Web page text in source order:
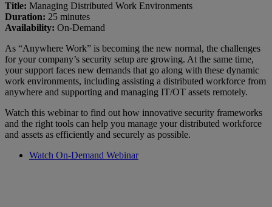
Title: Managing Distributed Work Environments
Duration: 25 minutes
Availability: On-Demand
As “Anywhere Work” is becoming the new normal, the challenges
for your company’s security setup are growing. At the same time,
your support faces new demands that go along with these dynamic
work environments, including assisting a distributed workforce from
anywhere and supporting and managing IT/OT assets remotely.
Watch this webinar to find out how innovative security frameworks
and the right tools can help you manage your distributed workforce
and assets as efficiently and securely as possible.
Watch On-Demand Webinar